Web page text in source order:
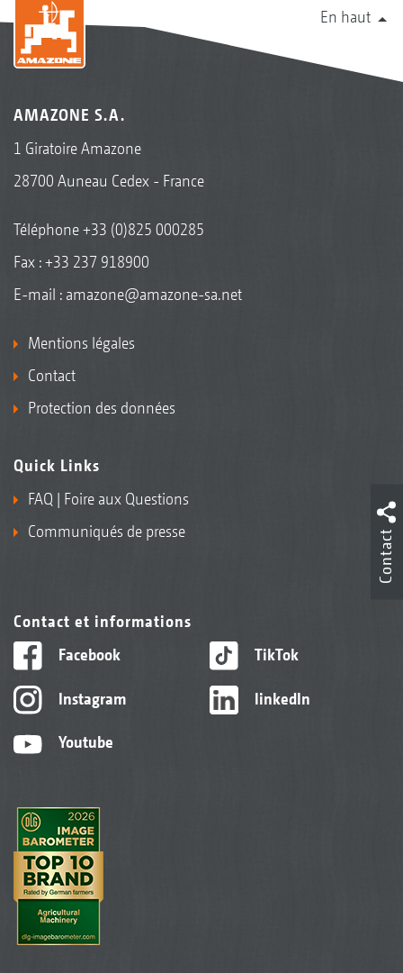
En haut
AMAZONE S.A.
1 Giratoire Amazone
28700 Auneau Cedex - France
Téléphone+33 (0)825 000285
Fax : +33 237 918900
E-mail : amazone@amazone-sa.net
Mentions légales
Contact
Protection des données
Quick Links
FAQ | Foire aux Questions
Communiqués de presse
Contact et informations
Facebook
Instagram
Youtube
TikTok
linkedIn
Contact